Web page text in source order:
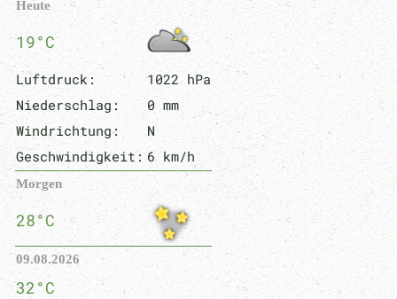
Heute
19°C
Luftdruck:
1022 hPa
Niederschlag:
0 mm
Windrichtung:
N
Geschwindigkeit: 6 km/h
Morgen
28°C
09.08.2026
32°C